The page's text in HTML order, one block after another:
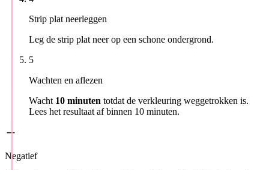
Strip plat neerleggen
Leg de strip plat neer op een schone ondergrond.
5
Wachten en aflezen
Wacht 10 minuten totdat de verkleuring weggetrokken is.
Lees het resultaat af binnen 10 minuten.
Negatief